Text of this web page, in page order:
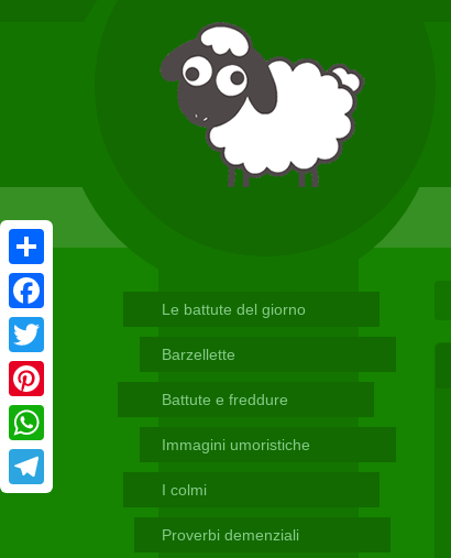
Le battute del giorno
Barzellette
Battute e freddure
Immagini umoristiche
I colmi
Proverbi demenziali
Condividi
Facebook
Twitter
Pinterest
WhatsApp